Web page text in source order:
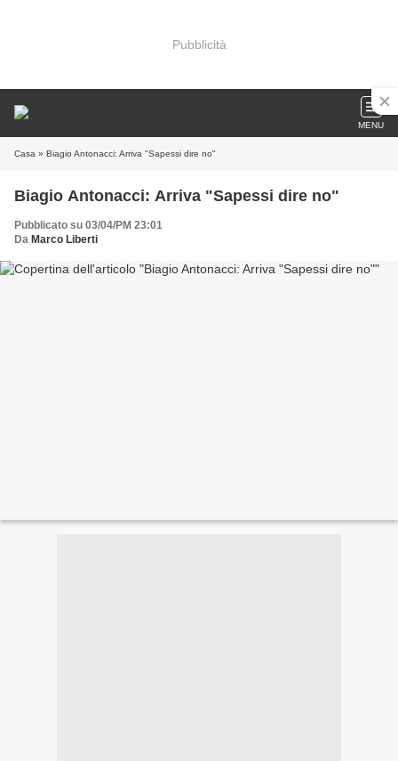
Pubblicità
MENU
Casa » Biagio Antonacci: Arriva "Sapessi dire no"
Biagio Antonacci: Arriva "Sapessi dire no"
Pubblicato su 03/04/PM 23:01
Da Marco Liberti